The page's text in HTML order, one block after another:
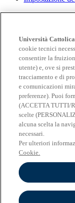
Cloudmail
OFF-CAMPUS
Intranet
Biblioteca
Librerie
Educatt
CV Online
Albo fornitori
Bandi e gare
Verifica
Seguici su
Università
cookie tecnici
consentire la
utente) e, ove si
tracciamento e di
e comunicazioni
preferenze). Puoi
(ACCETTA TUTTI/
scelte
alcuna scelta la
necessari.
Per ulteriori
Cookie.